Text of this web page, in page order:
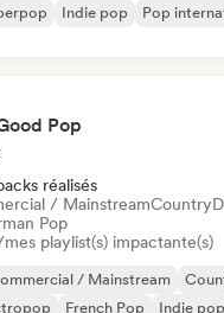
Indie pop Pop
Pop
réalisés
/ MainstreamCountry
Pop
playlist(s) impactante(s)
/ Mainstream
French Pop
Indie pop